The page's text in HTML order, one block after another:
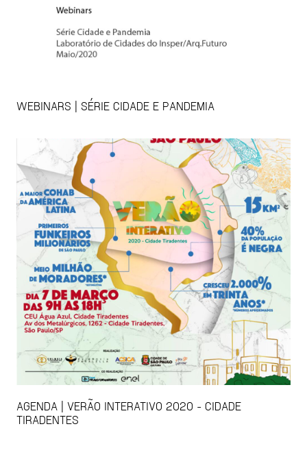
WEBINARS | SÉRIE CIDADE E PANDEMIA
AGENDA | VERÃO INTERATIVO 2020 - CIDADE
TIRADENTES